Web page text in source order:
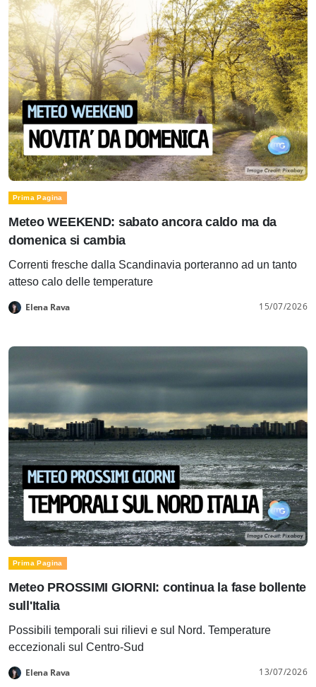
Prima Pagina
Meteo WEEKEND: sabato ancora caldo ma da
domenica si cambia
Correnti fresche dalla Scandinavia porteranno ad un tanto
atteso calo delle temperature
Elena Rava 15/07/2026
Prima Pagina
Meteo PROSSIMI GIORNI: continua la fase bollente
sull'Italia
Possibili temporali sui rilievi e sul Nord. Temperature
eccezionali sul Centro-Sud
Elena Rava 13/07/2026